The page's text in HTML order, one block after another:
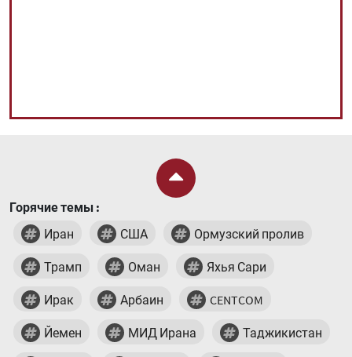
Горячие темы :
Иран
США Ормузский пролив
Трамп Оман Яхья Сари
Ирак Арбаин CENTCOM
Йемен МИД Ирана Таджикистан